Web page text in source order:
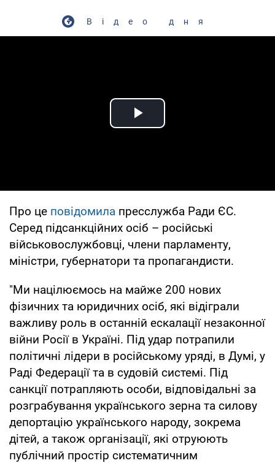
Відео дня
Play Video
Про це повідомила пресслужба Ради ЄС.
Серед підсанкційних осіб – російські
військовослужбовці, члени парламенту,
міністри, губернатори та пропагандисти.
"Ми націлюємось на майже 200 нових
фізичних та юридичних осіб, які відіграли
важливу роль в останній ескалації незаконної
війни Росії в Україні. Під удар потрапили
політичні лідери в російському уряді, в Думі, у
Раді Федерації та в судовій системі. Під
санкції потрапляють особи, відповідальні за
розграбування українського зерна та силову
депортацію українського народу, зокрема
дітей, а також організації, які отруюють
публічний простір систематичним